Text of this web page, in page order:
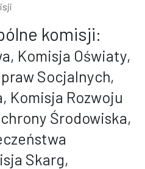
komisji:
Komisja Oświaty,
Socjalnych,
Komisja Rozwoju
Środowiska,
Skarg,